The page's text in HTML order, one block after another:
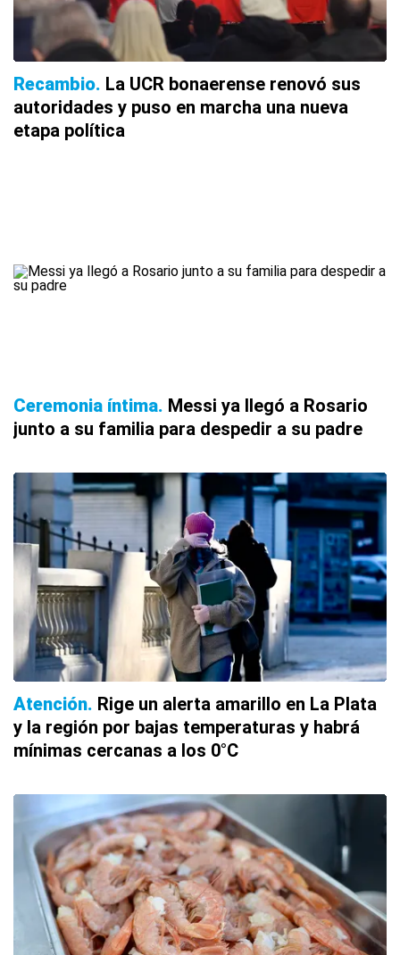
Recambio La UCR bonaerense renovó sus
autoridades y puso en marcha una nueva
etapa política
Ceremonia íntima Messi ya llegó a Rosario
junto a su familia para despedir a su padre
Atención Rige un alerta amarillo en La Plata
y la región por bajas temperaturas y habrá
mínimas cercanas a los 0°C